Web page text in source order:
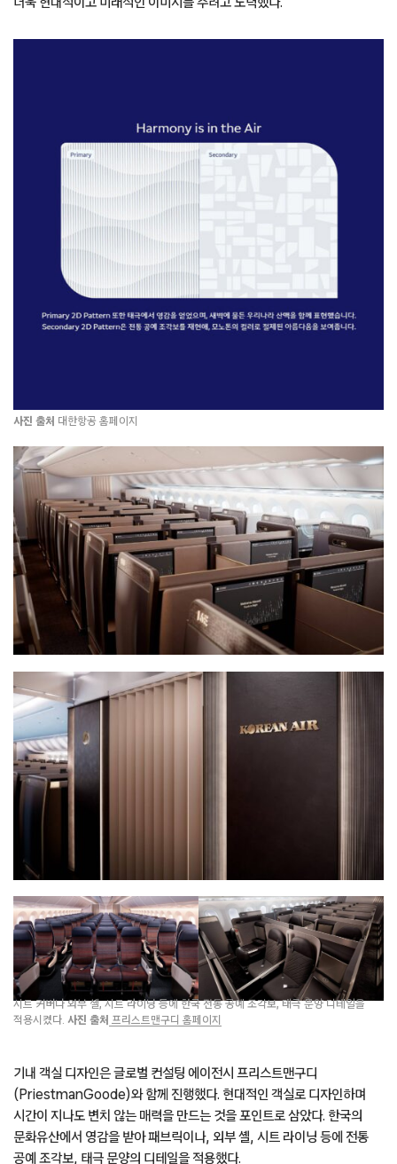
사진 출처 대한항공 홈페이지
시트 커버나 외부 셸, 시트 라이닝 등에 한국 전통 공예 조각보, 태극 문양 디테일을
적용시켰다. 사진 출처 프리스트맨구디 홈페이지
기내 객실 디자인은 글로벌 컨설팅 에이전시 프리스트맨구디
(PriestmanGoode)와 함께 진행했다. 현대적인 객실로 디자인하며
시간이 지나도 변치 않는 매력을 만드는 것을 포인트로 삼았다. 한국의
문화유산에서 영감을 받아 패브릭이나, 외부 셸, 시트 라이닝 등에 전통
공예 조각보, 태극 문양의 디테일을 적용했다.